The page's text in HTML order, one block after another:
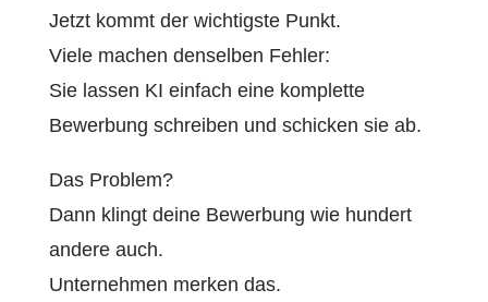
Jetzt kommt der wichtigste Punkt.
Viele machen denselben Fehler:
Sie lassen KI einfach eine komplette
Bewerbung schreiben und schicken sie ab.
Das Problem?
Dann klingt deine Bewerbung wie hundert
andere auch.
Unternehmen merken das.